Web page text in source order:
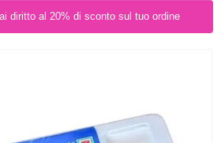
KG) –
diritto al 20% di sconto sul tuo ordine